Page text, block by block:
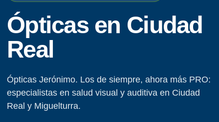
Ópticas en Ciudad
Real
Ópticas Jerónimo. Los de siempre, ahora más PRO:
especialistas en salud visual y auditiva en Ciudad
Real y Miguelturra.